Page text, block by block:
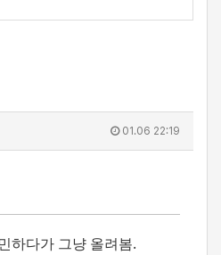
01.06 22:19
하다가 그냥 올려봄.